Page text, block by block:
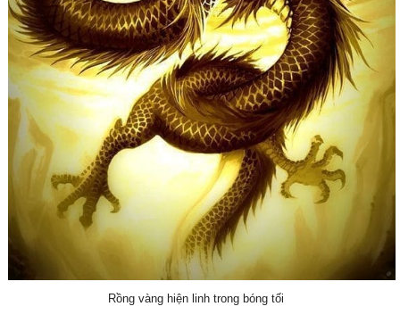
Rồng vàng hiện linh trong bóng tối